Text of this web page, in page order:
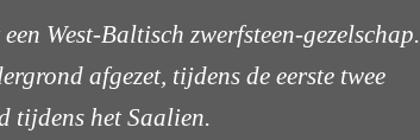
West-Baltisch zwerfsteen-gezelschap.
afgezet, tijdens de eerste twee
tijdens het Saalien.